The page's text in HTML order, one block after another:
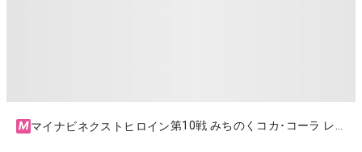
マイナビネクストヒロイン